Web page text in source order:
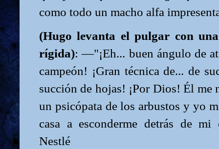
como todo un macho alfa
(Hugo levanta el pulgar con
rígida): —"¡Eh... buen ángulo de
campeón! ¡Gran técnica de... de
succión de hojas! ¡Por Dios! Él me
un psicópata de los arbustos y yo
casa a esconderme detrás de mi
Nestlé